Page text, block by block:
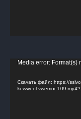
Видеоплеер
Media error: Format(s)
Скачать файл: https://
kewweol-vwemor-